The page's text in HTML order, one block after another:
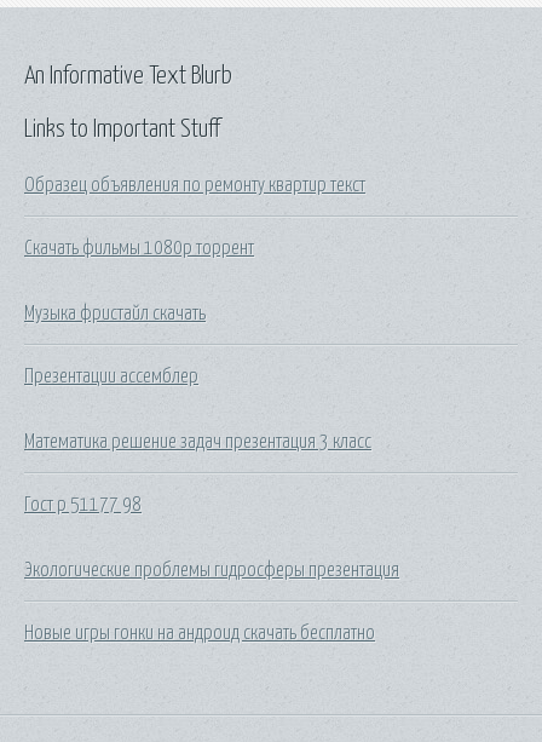
Links to Important Stuff
Образец объявления по ремонту квартир текст
Скачать фильмы 1080р торрент
Музыка фристайл скачать
Презентации ассемблер
Математика решение задач презентация 3 класс
Гост р 51177 98
Экологические проблемы гидросферы презентация
Новые игры гонки на андроид скачать бесплатно
An Informative Text Blurb